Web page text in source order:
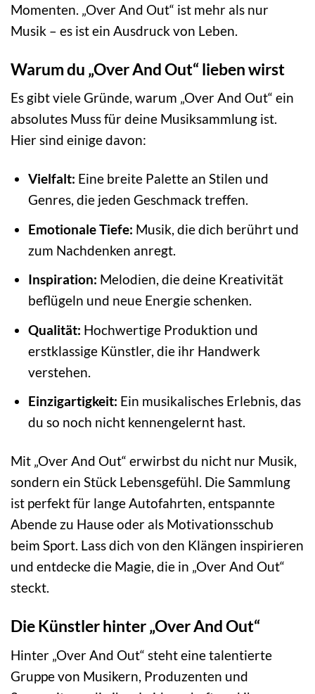
Momenten. „Over And Out“ ist mehr als nur
Musik – es ist ein Ausdruck von Leben.
Warum du „Over And Out“ lieben wirst
Es gibt viele Gründe, warum „Over And Out“ ein
absolutes Muss für deine Musiksammlung ist.
Hier sind einige davon:
Vielfalt: Eine breite Palette an Stilen und
Genres, die jeden Geschmack treffen.
Emotionale Tiefe: Musik, die dich berührt und
zum Nachdenken anregt.
Inspiration: Melodien, die deine Kreativität
beflügeln und neue Energie schenken.
Qualität: Hochwertige Produktion und
erstklassige Künstler, die ihr Handwerk
verstehen.
Einzigartigkeit: Ein musikalisches Erlebnis, das
du so noch nicht kennengelernt hast.
Mit „Over And Out“ erwirbst du nicht nur Musik,
sondern ein Stück Lebensgefühl. Die Sammlung
ist perfekt für lange Autofahrten, entspannte
Abende zu Hause oder als Motivationsschub
beim Sport. Lass dich von den Klängen inspirieren
und entdecke die Magie, die in „Over And Out“
steckt.
Die Künstler hinter „Over And Out“
Hinter „Over And Out“ steht eine talentierte
Gruppe von Musikern, Produzenten und